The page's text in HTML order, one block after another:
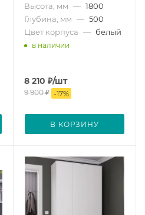
Высота, мм — 1800
Глубина, мм — 500
Цвет корпуса — белый
в наличии
8 210 ₽/шт
9 900₽ -17%
В КОРЗИНУ